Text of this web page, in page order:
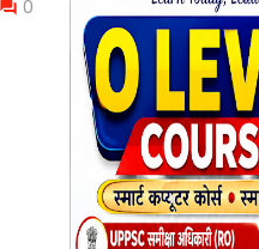
0